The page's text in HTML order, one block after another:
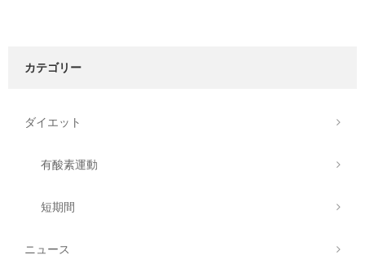
カテゴリー
ダイエット
有酸素運動
短期間
ニュース